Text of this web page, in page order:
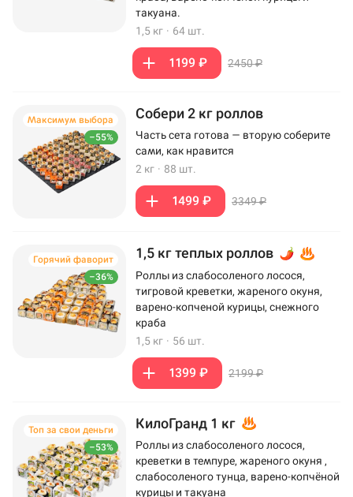
такуана.
1,5 кг · 64 шт.
1199 ₽ 2450 ₽
–55%
Максимум выбора Собери 2 кг роллов
Часть сета готова — вторую соберите
сами, как нравится
2 кг · 88 шт.
1499 ₽ 3349 ₽
–36%
Горячий фаворит 1,5 кг теплых роллов
Роллы из слабосоленого лосося,
тигровой креветки, жареного окуня,
варено-копченой курицы, снежного
краба
1,5 кг · 56 шт.
1399 ₽ 2199 ₽
–53%
Топ за свои деньги КилоГранд 1 кг
Роллы из слабосоленого лосося,
креветки в темпуре, жареного окуня ,
слабосоленого тунца, варено-копчёной
курицы и такуана